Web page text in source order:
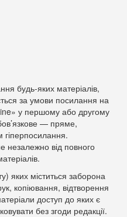
будь-яких матеріалів,
за умови посилання на
у першому або другому
— пряме,
гіперпосилання.
незалежно від повного
яких міститься заборона
копіювання, відтворення
доступ до яких є
без згоди редакції.